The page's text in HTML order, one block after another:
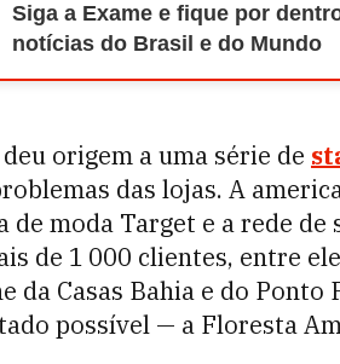
Siga a Exame e fique por
notícias do Brasil e do Mundo
origem a uma série de
das lojas. A
de moda Target e a rede
de 1 000 clientes, entre
da Casas Bahia e do
possível — a Floresta